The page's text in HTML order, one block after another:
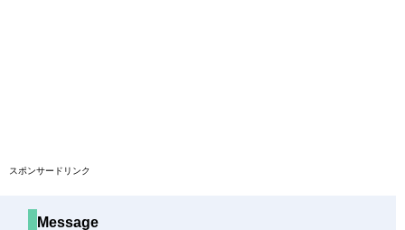
スポンサードリンク
Message